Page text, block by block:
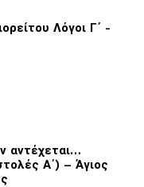
Λόγοι Γ΄ -
αντέχεται…
Α΄) – Άγιος